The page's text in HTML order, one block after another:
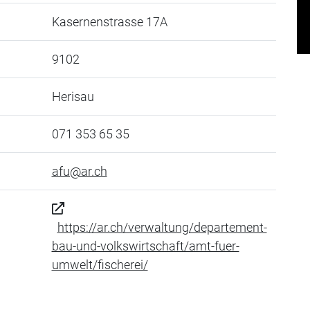
Kasernenstrasse 17A
9102
Herisau
071 353 65 35
afu@ar.ch
https://ar.ch/verwaltung/departement-
bau-und-volkswirtschaft/amt-fuer-
umwelt/fischerei/